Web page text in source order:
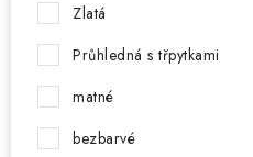
Jak nakupovat
Doprava a platba
Zlatá
Průhledná s třpytkami
matné
bezbarvé